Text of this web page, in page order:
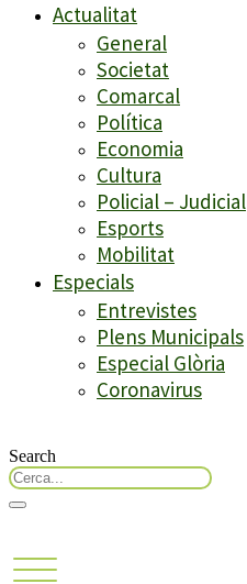
Actualitat
General
Societat
Comarcal
Política
Economia
Cultura
Policial – Judicial
Esports
Mobilitat
Especials
Entrevistes
Plens Municipals
Especial Glòria
Coronavirus
Search